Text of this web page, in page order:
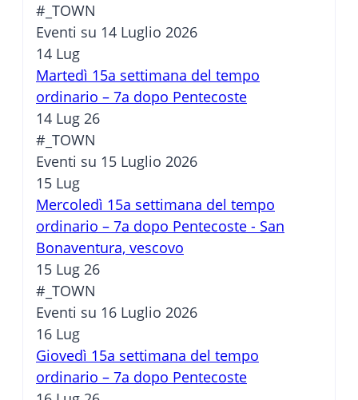
#_TOWN
Eventi su 14 Luglio 2026
14 Lug
Martedì 15a settimana del tempo
ordinario – 7a dopo Pentecoste
14 Lug 26
#_TOWN
Eventi su 15 Luglio 2026
15 Lug
Mercoledì 15a settimana del tempo
ordinario – 7a dopo Pentecoste - San
Bonaventura, vescovo
15 Lug 26
#_TOWN
Eventi su 16 Luglio 2026
16 Lug
Giovedì 15a settimana del tempo
ordinario – 7a dopo Pentecoste